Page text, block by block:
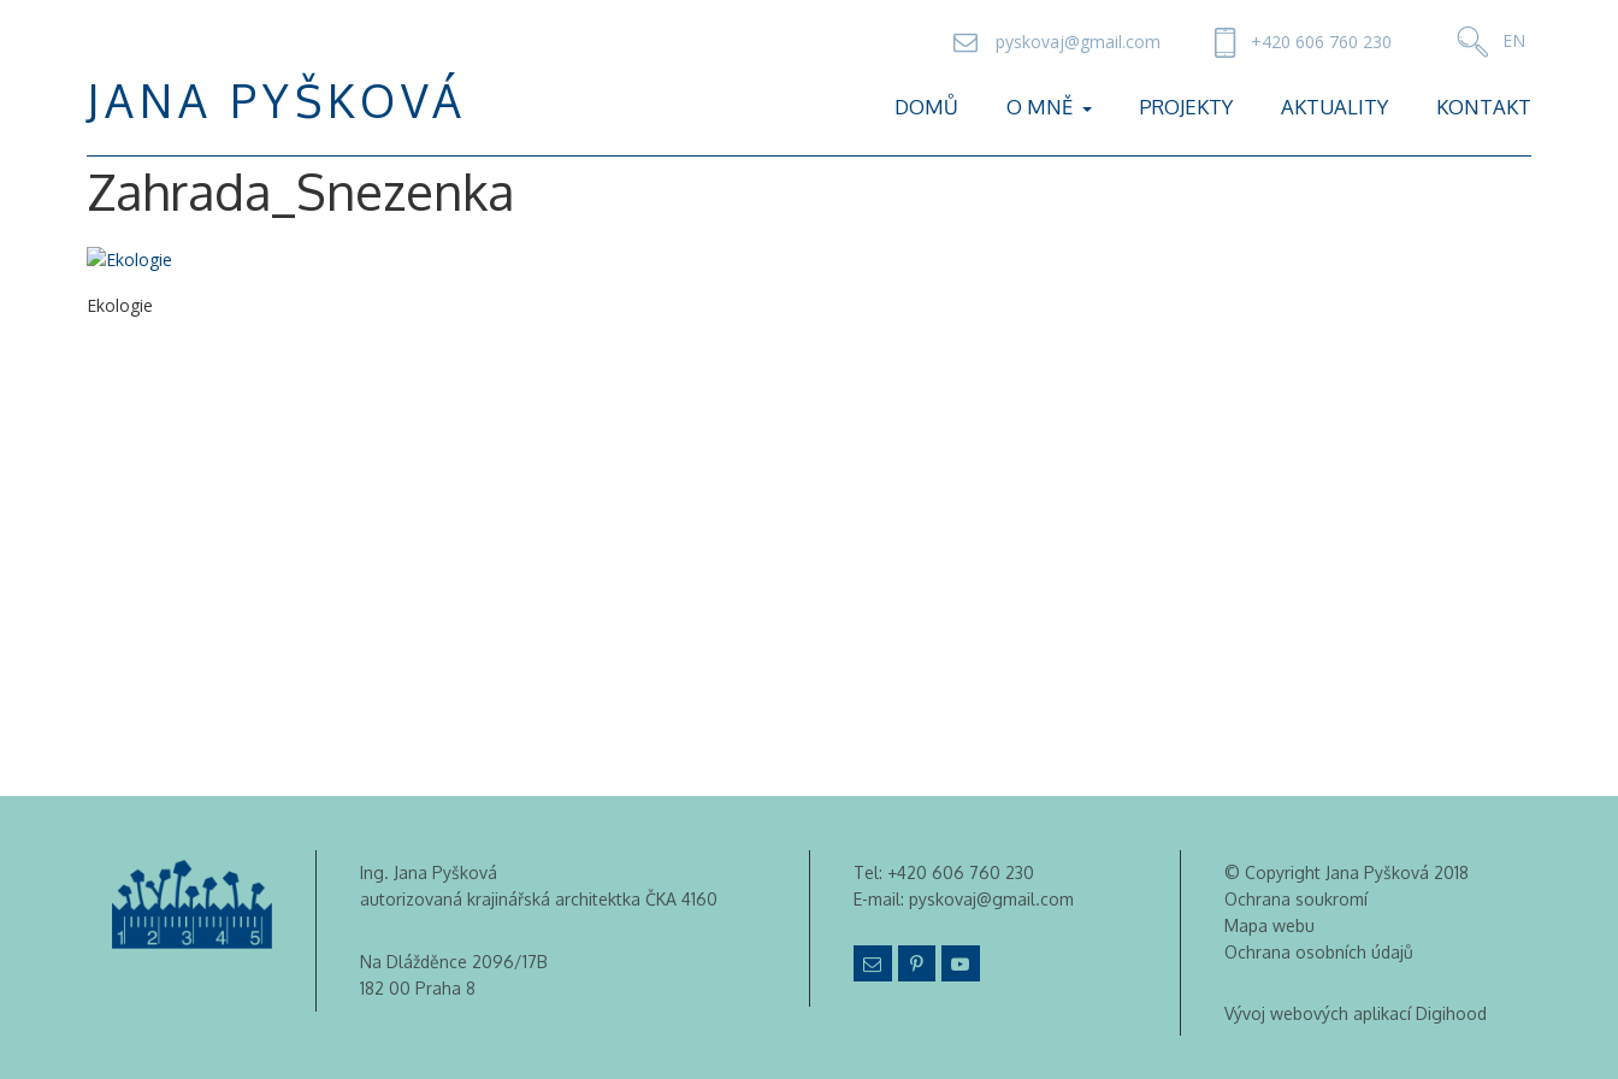
JANA PYŠKOVÁ
pyskovaj@gmail.com +420 606 760 230
DOMŮ O MNĚ PROJEKTY AKTUALITY KONTAKT
Zahrada_Snezenka
Ekologie
Ing. Jana Pyšková
autorizovaná krajinářská architektka ČKA 4160
Na Dlážděnce 2096/17B
182 00 Praha 8
Tel: +420 606 760 230
E-mail: pyskovaj@gmail.com
© Copyright Jana Pyšková 2018
Ochrana soukromí
Mapa webu
Ochrana osobních údajů
Vývoj webových aplikací Digihood